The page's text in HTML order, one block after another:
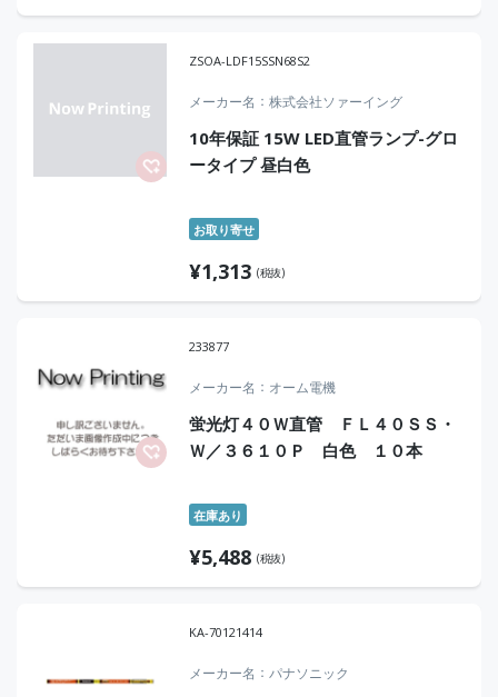
ZSOA-LDF15SSN68S2
メーカー名 株式会社ソァーイング
10年保証 15W LED直管ランプ-グロ
ータイプ 昼白色
お取り寄せ
¥1,313 (税抜)
233877
メーカー名 オーム電機
蛍光灯４０Ｗ直管 ＦＬ４０ＳＳ・
Ｗ／３６１０Ｐ 白色 １０本
在庫あり
¥5,488 (税抜)
KA-70121414
メーカー名 パナソニック